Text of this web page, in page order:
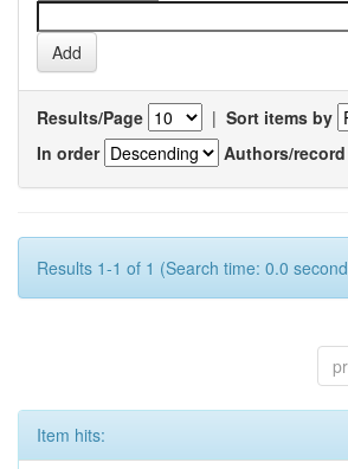
Results/Page | Sort items by
In order
Authors/record
Results 1-1 of 1 (Search time: 0.0
Item hits: